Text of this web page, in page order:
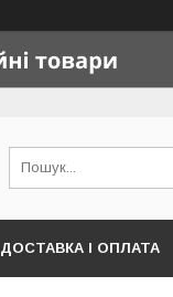
ДОСТАВКА І ОПЛАТА